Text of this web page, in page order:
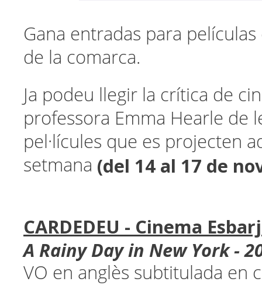
Gana entradas para
de la comarca.
Ja podeu llegir la crítica de
professora Emma Hearle de
pel·lícules que es projecten
setmana (del 14 al 17 de
CARDEDEU - Cinema
A Rainy Day in New York -
VO en anglès subtitulada en